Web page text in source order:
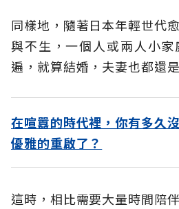
同樣地，隨著日本年輕世代
與不生，一個人或兩人小
遍，就算結婚，夫妻也都還
在喧囂的時代裡，你有多久
優雅的重啟了？
這時，相比需要大量時間陪